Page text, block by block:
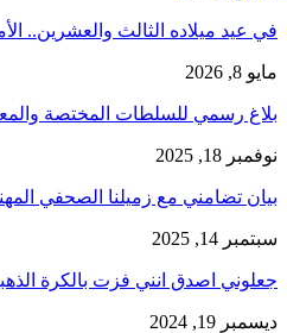
في عيد ميلاده الثالث والعشرين..
مايو 8, 2026
بلاغ رسمي للسلطات المختصة
نوفمبر 18, 2025
بيان تضامني مع زميلنا الصحفي
سبتمبر 14, 2025
جعلوني اصدق انني فزت بالكرة
ديسمبر 19, 2024